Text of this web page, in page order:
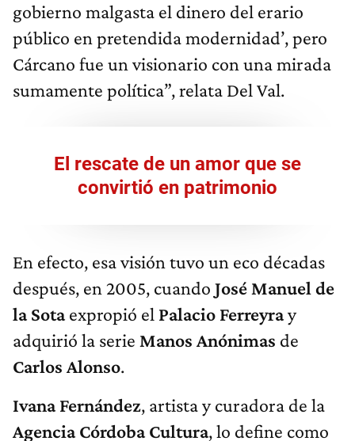
gobierno malgasta el dinero del erario
público en pretendida modernidad’, pero
Cárcano fue un visionario con una mirada
sumamente política”, relata Del Val.
El rescate de un amor que se
convirtió en patrimonio
En efecto, esa visión tuvo un eco décadas
después, en 2005, cuando José Manuel de
la Sotaexpropió el Palacio Ferreyray
adquirió la serie Manos Anónimas de
Carlos Alonso.
Ivana Fernández, artista y curadora de la
Agencia Córdoba Cultura, lo define como